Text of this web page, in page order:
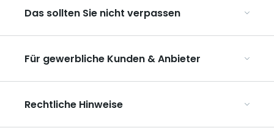
Das sollten Sie nicht verpassen
Die Weihnachtsmärkte im Grand Est
Ribeauvillé, zwischen Weinbergen und Bergen
Unsere UNESCO-Welterbestätten
Für gewerbliche Kunden & Anbieter
Organisieren Sie Ihre Gruppenreisen
ART GE kennenlernen
Rechtliche Hinweise